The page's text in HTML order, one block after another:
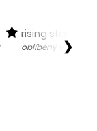
rising star
oblíbený v❯